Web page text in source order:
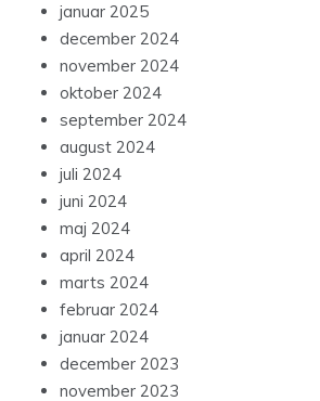
januar 2025
december 2024
november 2024
oktober 2024
september 2024
august 2024
juli 2024
juni 2024
maj 2024
april 2024
marts 2024
februar 2024
januar 2024
december 2023
november 2023